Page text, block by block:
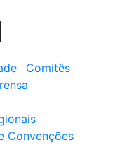
Comitês
Convenções